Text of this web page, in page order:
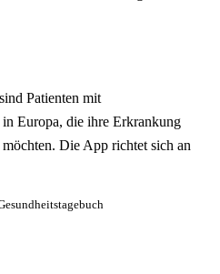
Patienten mit
Europa, die ihre Erkrankung
Die App richtet sich an